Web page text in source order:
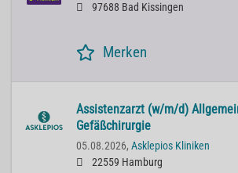
97688 Bad Kissingen
Merken
Assistenzarzt (w/m/d)
Gefäßchirurgie
05.08.2026, Asklepios Kliniken
22559 Hamburg